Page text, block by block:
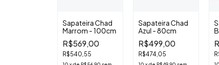
Sapateira Chad
Marrom - 100cm
R$569,00
R$540,55
Sapateira Chad
Azul - 80cm
R$499,00
R$474,05